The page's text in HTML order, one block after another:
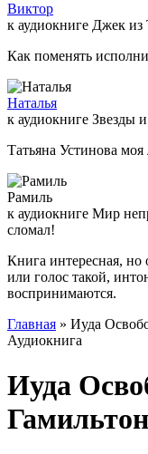
Виктор
к аудиокниге Джек
Как поменять
Наталья
к аудиокниге Звезды
Татьяна Устинова
Рамиль
к аудиокниге Мир
сломал!
Книга интересная, но
или голос такой,
воспринимаются.
Главная » Иуда
Аудиокнига
Иуда
Гамильтон